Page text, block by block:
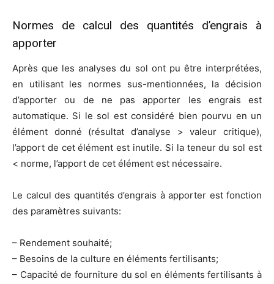
Normes de calcul des quantités d’engrais à
apporter
Après que les analyses du sol ont pu être interprétées,
en utilisant les normes sus-mentionnées, la décision
d’apporter ou de ne pas apporter les engrais est
automatique. Si le sol est considéré bien pourvu en un
élément donné (résultat d’analyse > valeur critique),
l’apport de cet élément est inutile. Si la teneur du sol est
< norme, l’apport de cet élément est nécessaire.
Le calcul des quantités d’engrais à apporter est fonction
des paramètres suivants:
– Rendement souhaité;
– Besoins de la culture en éléments fertilisants;
– Capacité de fourniture du sol en éléments fertilisants à